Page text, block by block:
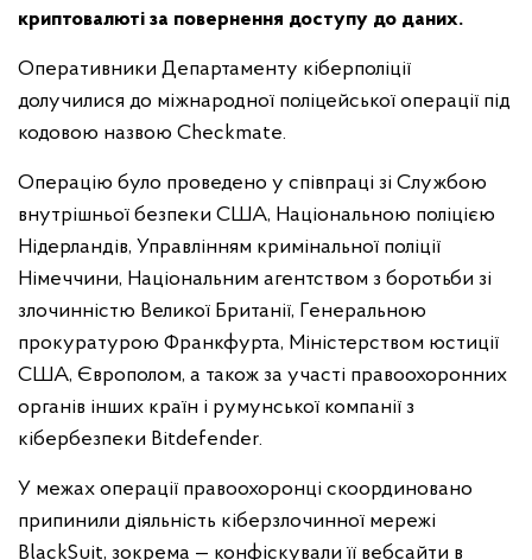
криптовалюті за повернення доступу до даних.
Оперативники Департаменту кіберполіції
долучилися до міжнародної поліцейської операції під
кодовою назвою Checkmate.
Операцію було проведено у співпраці зі Службою
внутрішньої безпеки США, Національною поліцією
Нідерландів, Управлінням кримінальної поліції
Німеччини, Національним агентством з боротьби зі
злочинністю Великої Британії, Генеральною
прокуратурою Франкфурта, Міністерством юстиції
США, Європолом, а також за участі правоохоронних
органів інших країн і румунської компанії з
кібербезпеки Bitdefender.
У межах операції правоохоронці скоординовано
припинили діяльність кіберзлочинної мережі
BlackSuit, зокрема — конфіскували її вебсайти в